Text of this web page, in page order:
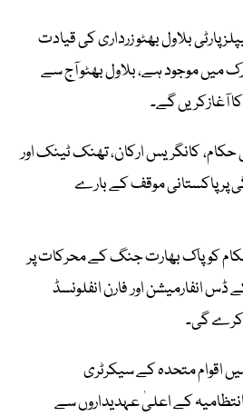
پارٹی بلاول بھٹو زرداری کی قیادت
میں موجود ہے، بلاول بھٹو آج سے
آغازکریں گے۔
حکام، کانگریس ارکان، تھنک ٹینک اور
پر پاکستانی موقف کے بارے
کو پاک بھارت جنگ کے محرکات پر
ڈس انفارمیشن اور فارن انفلونسڈ
کرے گی۔
اقوام متحدہ کے سیکرٹری
کے اعلیٰ عہدیداروں سے